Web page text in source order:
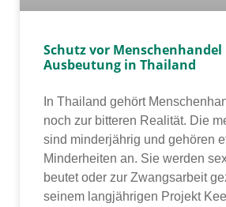
Schutz vor Menschenhandel
Ausbeutung in Thailand
In Thailand gehört
noch zur bit­te­ren Realität. Die
sind min­der­jäh­rig und gehö­ren
Minderheiten an. Sie wer­den
beu­tet oder zur Zwangsarbeit
sei­nem lang­jäh­ri­gen Projekt